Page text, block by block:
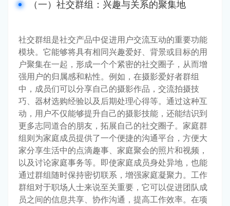
（一）社交群组：兴趣与关系的聚集地
社交群组是社交产品中促进用户交流互动的重要功能
模块。它能够将具有相同兴趣爱好、背景或目标的用
户聚集在一起，形成一个个紧密的社交圈子，从而增
强用户的归属感和粘性。例如，在摄影爱好者群组
中，成员们可以分享自己的摄影作品，交流拍摄技
巧、器材选购经验以及后期处理心得等。通过这种互
动，用户不仅能够提升自己的摄影技能，还能结识到
更多志同道合的朋友，拓展自己的社交圈子。家庭群
组则为家庭成员提供了一个便捷的沟通平台，方便大
家分享生活中的点滴趣事、家庭聚会的照片和视频，
以及讨论家庭事务等。即使家庭成员身处异地，也能
通过群组随时保持密切联系，增强家庭凝聚力。工作
群组对于职场人士来说至关重要，它可以促进团队成
员之间的信息共享、协作沟通，提高工作效率。在项